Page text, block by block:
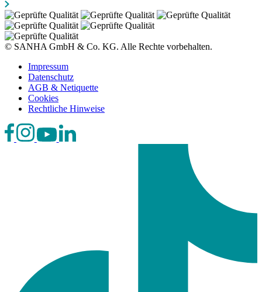
© SANHA GmbH & Co. KG. Alle Rechte vorbehalten.
Impressum
Datenschutz
AGB & Netiquette
Cookies
Rechtliche Hinweise